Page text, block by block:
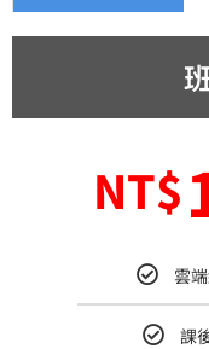
NT$
雲
課